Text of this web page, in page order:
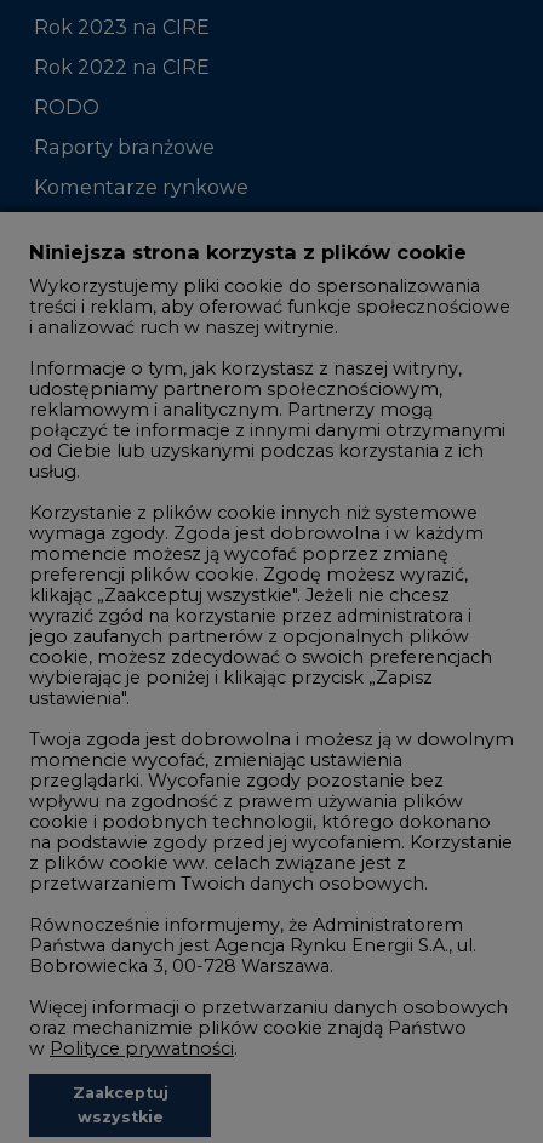
Rok 2023 na CIRE
Rok 2022 na CIRE
RODO
Raporty branżowe
Komentarze rynkowe
Zmiany kadrowe na rynku
Studio CIRE
Rozmowy o energetyce
Gospodarka
Geopolityka
LTE450
Innowacje i AI
Telekomunikacja i IT
Handel emisjami CO2
Wodór
Górnictwo
Atom
Fotowoltaika
Offshore wind
Zielone samorządy
Zielona gospodarka
©2002-2021 - 2026
REDAKCJA@CIRE.PL
Niniejsza strona korzysta z plików cookie
Wykorzystujemy pliki cookie do spersonalizowania
treści i reklam, aby oferować funkcje społecznościowe
i analizować ruch w naszej witrynie.
Informacje o tym, jak korzystasz z naszej witryny,
udostępniamy partnerom społecznościowym,
reklamowym i analitycznym. Partnerzy mogą
połączyć te informacje z innymi danymi otrzymanymi
od Ciebie lub uzyskanymi podczas korzystania z ich
usług.
Korzystanie z plików cookie innych niż systemowe
wymaga zgody. Zgoda jest dobrowolna i w każdym
momencie możesz ją wycofać poprzez zmianę
preferencji plików cookie. Zgodę możesz wyrazić,
klikając „Zaakceptuj wszystkie". Jeżeli nie chcesz
wyrazić zgód na korzystanie przez administratora i
jego zaufanych partnerów z opcjonalnych plików
cookie, możesz zdecydować o swoich preferencjach
wybierając je poniżej i klikając przycisk „Zapisz
ustawienia".
Twoja zgoda jest dobrowolna i możesz ją w dowolnym
momencie wycofać, zmieniając ustawienia
przeglądarki. Wycofanie zgody pozostanie bez
wpływu na zgodność z prawem używania plików
cookie i podobnych technologii, którego dokonano
na podstawie zgody przed jej wycofaniem. Korzystanie
z plików cookie ww. celach związane jest z
przetwarzaniem Twoich danych osobowych.
Równocześnie informujemy, że Administratorem
Państwa danych jest Agencja Rynku Energii S.A., ul.
Bobrowiecka 3, 00-728 Warszawa.
Więcej informacji o przetwarzaniu danych osobowych
oraz mechanizmie plików cookie znajdą Państwo
w Polityce prywatności.
Zaakceptuj
wszystkie